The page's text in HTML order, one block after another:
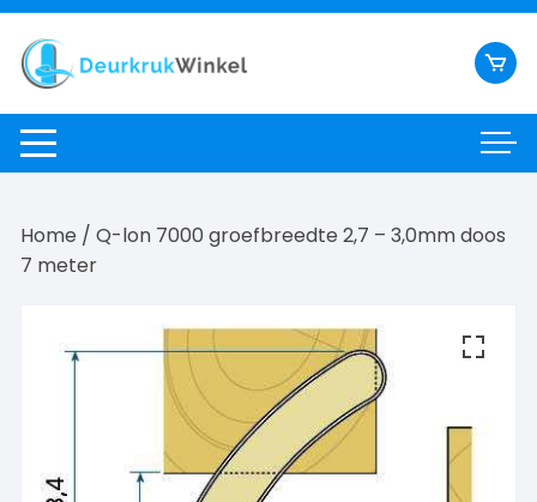
Ga
naar
inhoud
Home / Q-lon 7000 groefbreedte 2,7 – 3,0mm doos
7 meter